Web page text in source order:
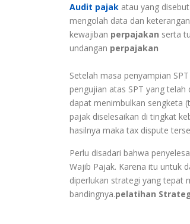
Audit pajak atau yang
mengolah data dan
kewajiban perpajakan serta
undangan perpajakan
Setelah masa penyampian
pengujian atas SPT yang
dapat menimbulkan sengketa
pajak diselesaikan di tingkat
hasilnya maka tax dispute
Perlu disadari bahwa
Wajib Pajak. Karena itu untuk
diperlukan strategi yang tepat
bandingnya.pelatihan